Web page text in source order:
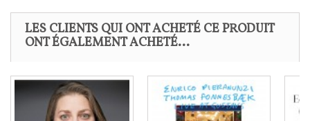
LES CLIENTS QUI ONT ACHETÉ CE PRODUIT
ONT ÉGALEMENT ACHETÉ...